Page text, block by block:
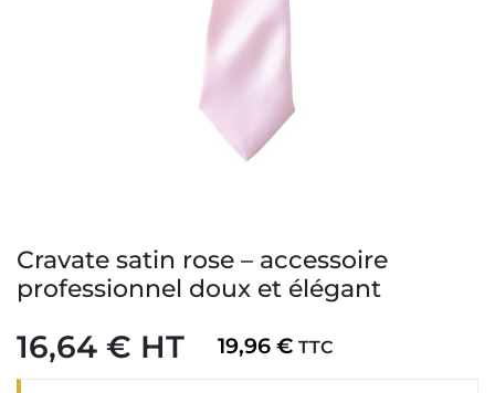
Cravate satin rose – accessoire
professionnel doux et élégant
16,64 € HT 19,96 € TTC